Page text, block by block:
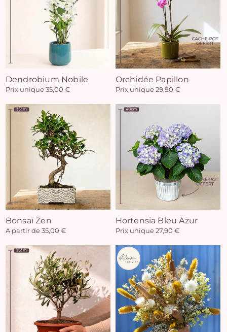
Dendrobium Nobile
Prix unique 35,00 €
Orchidée Papillon
Prix unique 29,90 €
Bonsaï Zen
A partir de 35,00 €
Hortensia Bleu Azur
Prix unique 27,90 €